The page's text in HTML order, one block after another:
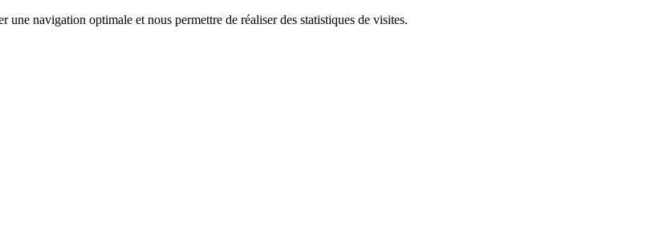
navigation optimale et nous permettre de réaliser des statistiques de visites.